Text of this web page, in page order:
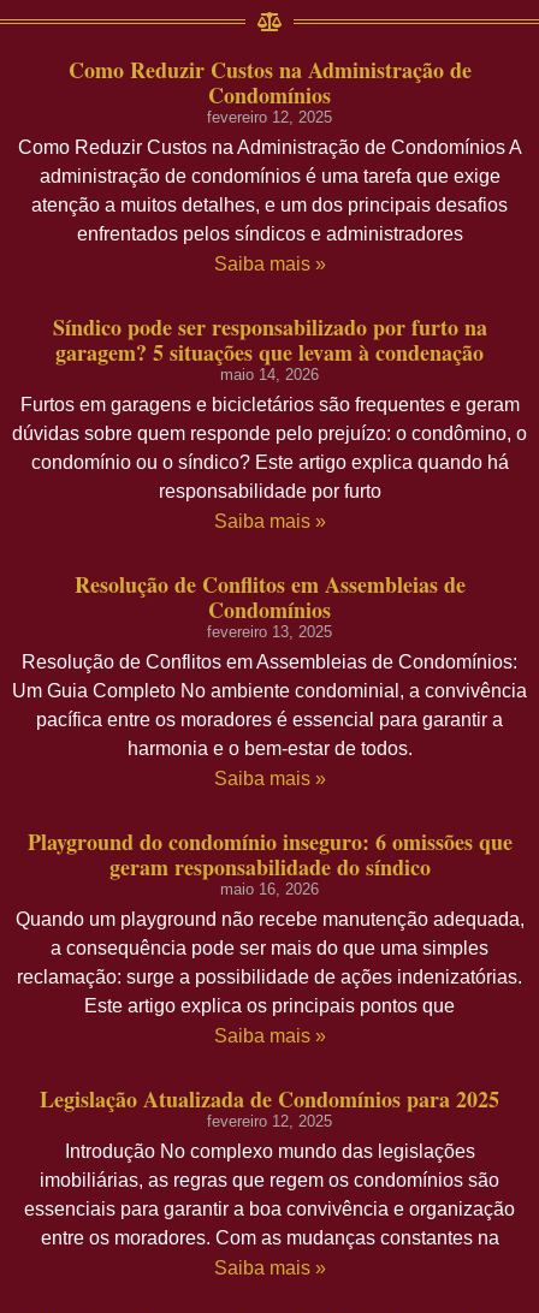
Como Reduzir Custos na Administração de
Condomínios
fevereiro 12, 2025
Como Reduzir Custos na Administração de Condomínios A
administração de condomínios é uma tarefa que exige
atenção a muitos detalhes, e um dos principais desafios
enfrentados pelos síndicos e administradores
Saiba mais »
Síndico pode ser responsabilizado por furto na
garagem? 5 situações que levam à condenação
maio 14, 2026
Furtos em garagens e bicicletários são frequentes e geram
dúvidas sobre quem responde pelo prejuízo: o condômino, o
condomínio ou o síndico? Este artigo explica quando há
responsabilidade por furto
Saiba mais »
Resolução de Conflitos em Assembleias de
Condomínios
fevereiro 13, 2025
Resolução de Conflitos em Assembleias de Condomínios:
Um Guia Completo No ambiente condominial, a convivência
pacífica entre os moradores é essencial para garantir a
harmonia e o bem-estar de todos.
Saiba mais »
Playground do condomínio inseguro: 6 omissões que
geram responsabilidade do síndico
maio 16, 2026
Quando um playground não recebe manutenção adequada,
a consequência pode ser mais do que uma simples
reclamação: surge a possibilidade de ações indenizatórias.
Este artigo explica os principais pontos que
Saiba mais »
Legislação Atualizada de Condomínios para 2025
fevereiro 12, 2025
Introdução No complexo mundo das legislações
imobiliárias, as regras que regem os condomínios são
essenciais para garantir a boa convivência e organização
entre os moradores. Com as mudanças constantes na
Saiba mais »